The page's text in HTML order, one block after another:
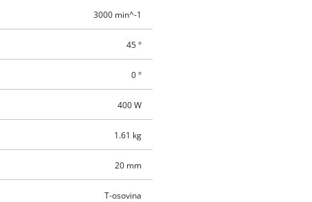
3000 min^-1
45 °
0 °
400 W
1.61 kg
20 mm
T-osovina